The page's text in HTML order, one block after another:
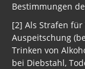
[2] Als Strafen für
Auspeitschung
Trinken von
bei Diebstahl,
und Apostasie